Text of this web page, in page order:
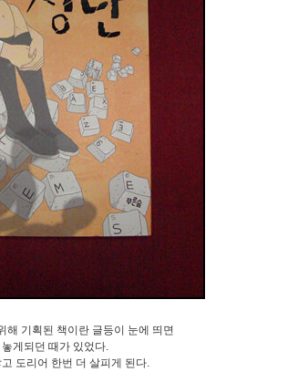
해 기획된 책이란 글등이 눈에 띄면
게되던 때가 있었다.
도리어 한번 더 살피게 된다.